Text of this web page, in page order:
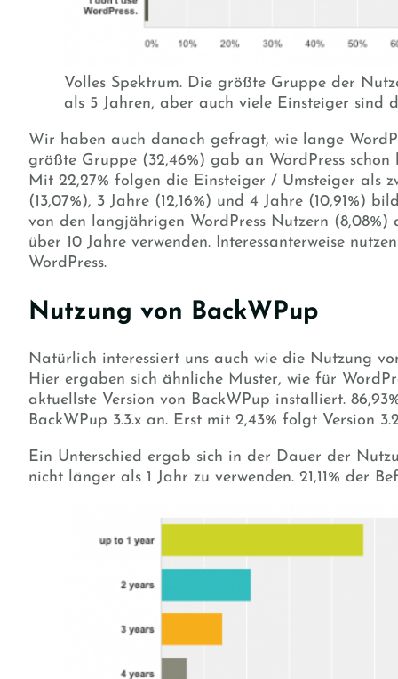
Volles Spektrum. Die größte Gruppe der
als 5 Jahren, aber auch viele Einsteiger sind
Wir haben auch danach gefragt, wie lange
größte Gruppe (32,46%) gab an WordPress schon
Mit 22,27% folgen die Einsteiger / Umsteiger als
(13,07%), 3 Jahre (12,16%) und 4 Jahre (10,91%)
von den langjährigen WordPress Nutzern (8,08%)
über 10 Jahre verwenden. Interessanterweise
WordPress.
Nutzung von BackWPup
Natürlich interessiert uns auch wie die Nutzung
Hier ergaben sich ähnliche Muster, wie für
aktuellste Version von BackWPup installiert.
BackWPup 3.3.x an. Erst mit 2,43% folgt Version
Ein Unterschied ergab sich in der Dauer der
nicht länger als 1 Jahr zu verwenden. 21,11% der